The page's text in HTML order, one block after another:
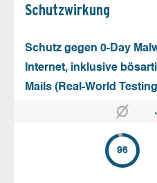
Schutz­wirkung
Schutz gegen 0-Day
Internet, inklusive
Mails (Real-World
96